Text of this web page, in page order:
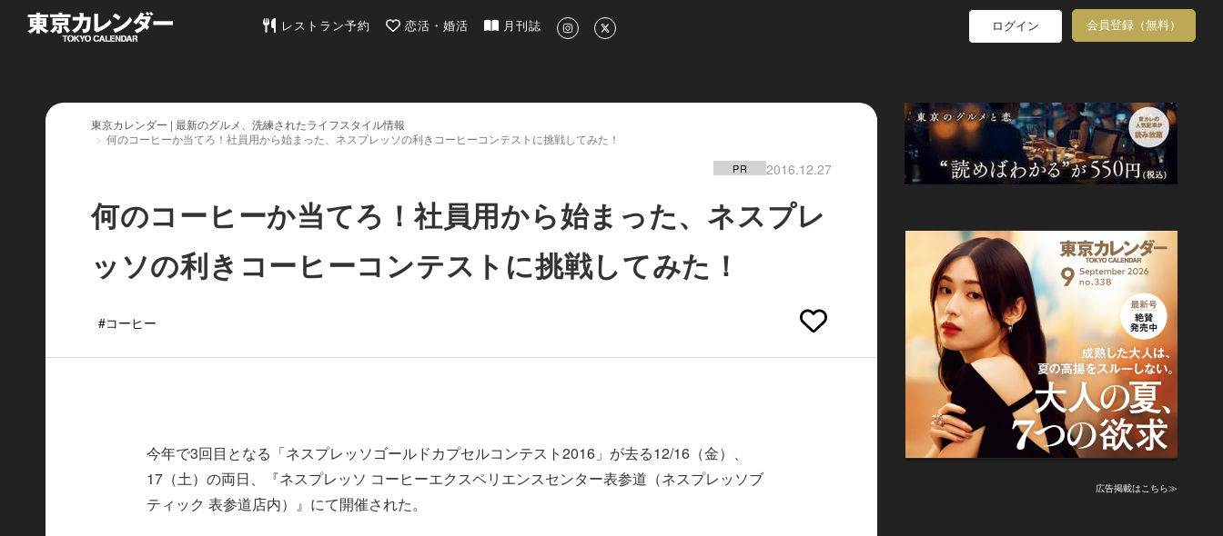
東京カレンダー | 最新のグルメ、洗練されたライフスタイル情報
レストラン予約 恋活・婚活 月刊誌 ログイン 会員登録（無料）
東京カレンダー | 最新のグルメ、洗練されたライフスタイル情報
何のコーヒーか当てろ！社員用から始まった、ネスプレッソの利きコーヒーコンテストに挑戦してみた！
PR 2016.12.27
何のコーヒーか当てろ！社員用から始まった、ネスプレ
ッソの利きコーヒーコンテストに挑戦してみた！
#コーヒー
今年で3回目となる「ネスプレッソゴールドカプセルコンテスト2016」が去る12/16（金）、
17（土）の両日、『ネスプレッソ コーヒーエクスペリエンスセンター表参道（ネスプレッソブ
ティック 表参道店内）』にて開催された。
広告掲載はこちら≫